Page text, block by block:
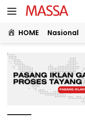
Langsung
ke
konten
HOME Nasional